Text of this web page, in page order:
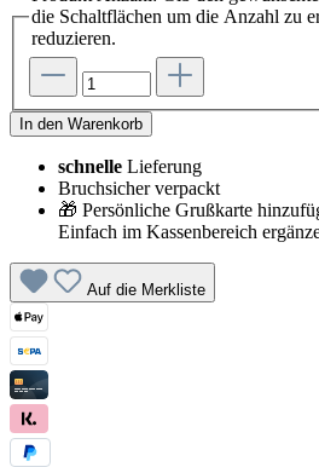
die Schaltflächen um die Anzahl zu
reduzieren.
In den Warenkorb
schnelle Lieferung
Bruchsicher verpackt
🎁 Persönliche Grußkarte
Einfach im Kassenbereich
Auf die Merkliste